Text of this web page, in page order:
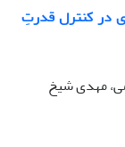
در کنترل قدرتِ
مهدی شیخ